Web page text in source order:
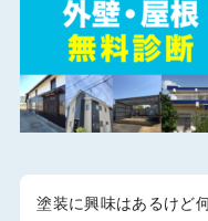
塗装に興味はあるけど